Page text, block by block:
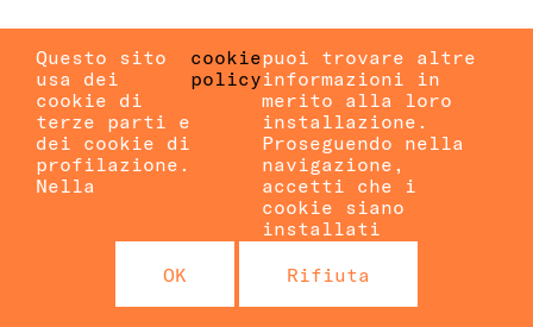
Questo sito
usa dei
cookie di
terze parti e
dei cookie di
profilazione.
Nella
cookie
policy
puoi trovare altre
informazioni in
merito alla loro
installazione.
Proseguendo nella
navigazione,
accetti che i
cookie siano
installati
OK Rifiuta